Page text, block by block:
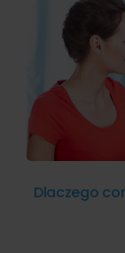
Dlaczego